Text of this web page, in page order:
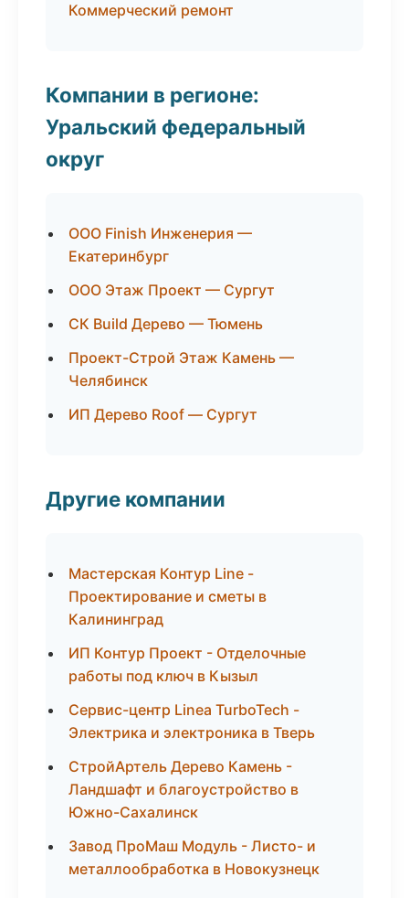
Коммерческий ремонт
Компании в регионе:
Уральский федеральный
округ
ООО Finish Инженерия —
Екатеринбург
ООО Этаж Проект — Сургут
СК Build Дерево — Тюмень
Проект-Строй Этаж Камень —
Челябинск
ИП Дерево Roof — Сургут
Другие компании
Мастерская Контур Line -
Проектирование и сметы в
Калининград
ИП Контур Проект - Отделочные
работы под ключ в Кызыл
Сервис-центр Linea TurboTech -
Электрика и электроника в Тверь
СтройАртель Дерево Камень -
Ландшафт и благоустройство в
Южно-Сахалинск
Завод ПроМаш Модуль - Листо- и
металлообработка в Новокузнецк